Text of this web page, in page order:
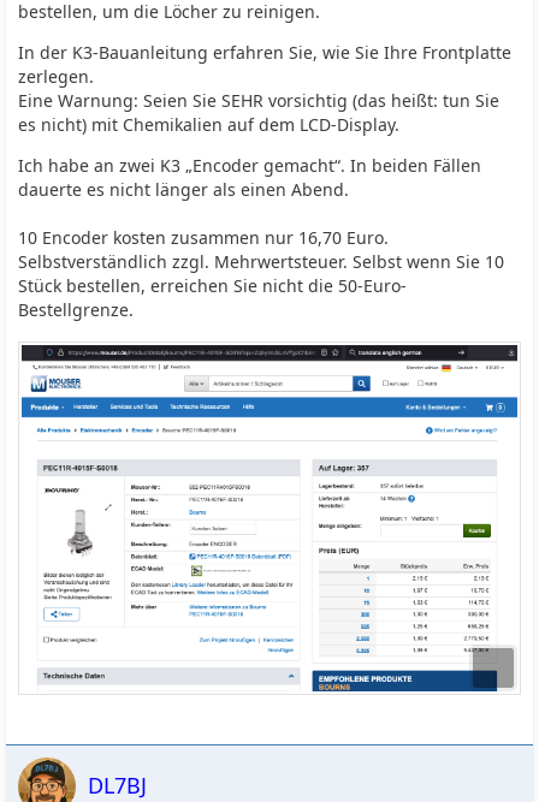
bestellen, um die Löcher zu reinigen.
In der K3-Bauanleitung erfahren Sie, wie Sie Ihre Frontplatte
zerlegen.
Eine Warnung: Seien Sie SEHR vorsichtig (das heißt: tun Sie
es nicht) mit Chemikalien auf dem LCD-Display.
Ich habe an zwei K3 „Encoder gemacht“. In beiden Fällen
dauerte es nicht länger als einen Abend.
10 Encoder kosten zusammen nur 16,70 Euro.
Selbstverständlich zzgl. Mehrwertsteuer. Selbst wenn Sie 10
Stück bestellen, erreichen Sie nicht die 50-Euro-
Bestellgrenze.
DL7BJ